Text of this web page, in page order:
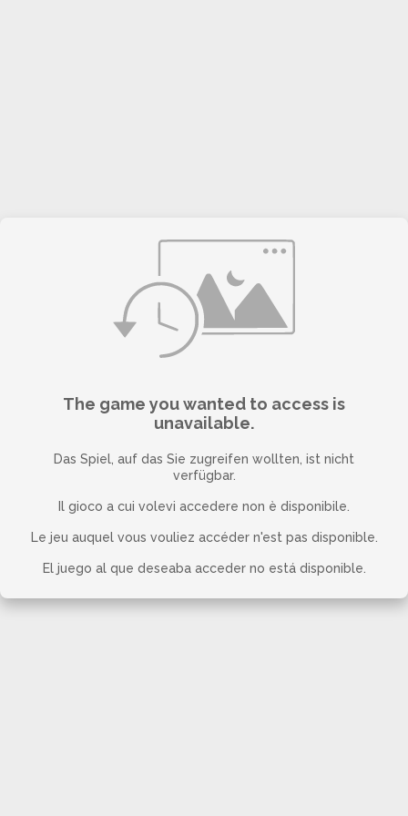
The game you wanted to access is
unavailable.
Das Spiel, auf das Sie zugreifen wollten, ist nicht
verfügbar.
Il gioco a cui volevi accedere non è disponibile.
Le jeu auquel vous vouliez accéder n'est pas disponible.
El juego al que deseaba acceder no está disponible.